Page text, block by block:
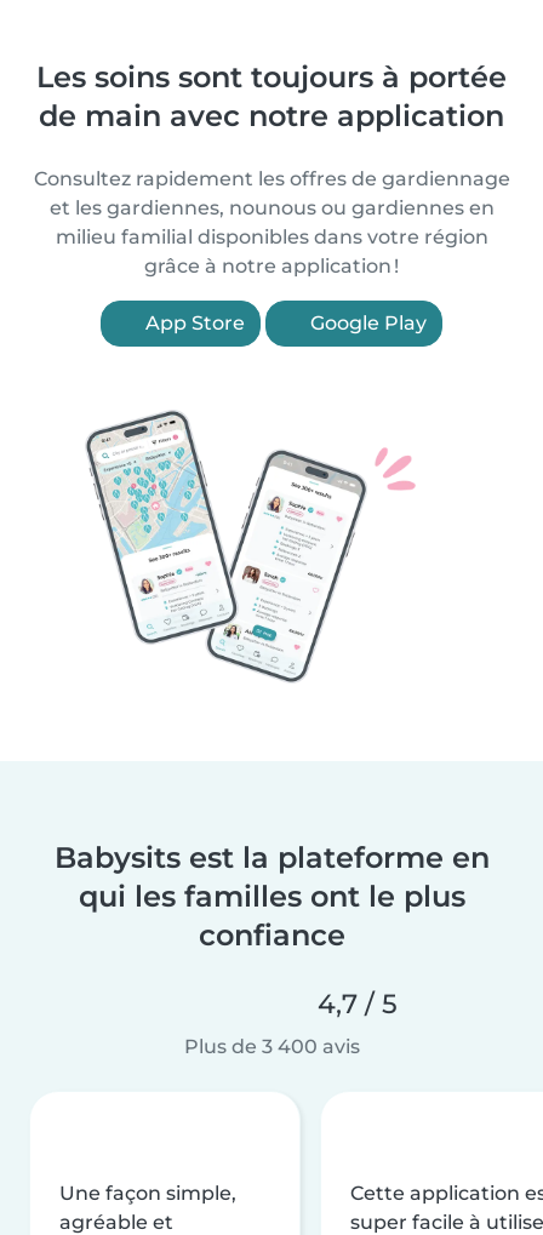
Les soins sont toujours à portée
de main avec notre application
Consultez rapidement les offres de gardiennage
et les gardiennes, nounous ou gardiennes en
milieu familial disponibles dans votre région
grâce à notre application !
App Store Google Play
Babysits est la plateforme en
qui les familles ont le plus
confiance
4,7 / 5
Plus de 3 400 avis
Une façon simple,
agréable et
Cette application
super facile à